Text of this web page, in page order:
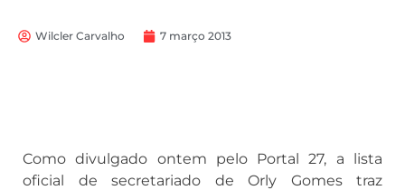
Wilcler Carvalho 7 março 2013
Como divulgado ontem pelo Portal 27, a lista
oficial de secretariado de Orly Gomes traz